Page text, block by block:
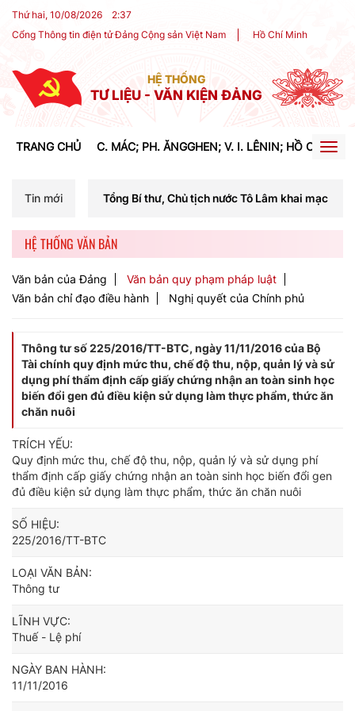
Thứ hai, 10/08/2026 2:37
Cổng Thông tin điện tử Đảng Cộng sản Việt Nam
Hồ Chí Minh
HỆ THỐNG
TƯ LIỆU - VĂN KIỆN ĐẢNG
TRANG CHỦ C. MÁC; PH. ĂNGGHEN; V. I. LÊNIN; HỒ CHÍ
Tin mới
Tổng Bí thư, Chủ tịch nước Tô Lâm khai mạc Hội nghị Trung ương
HỆ THỐNG VĂN BẢN
Văn bản của Đảng
Văn bản quy phạm pháp luật
Văn bản chỉ đạo điều hành
Nghị quyết của Chính phủ
Thông tư số 225/2016/TT-BTC, ngày 11/11/2016 của Bộ
Tài chính quy định mức thu, chế độ thu, nộp, quản lý và sử
dụng phí thẩm định cấp giấy chứng nhận an toàn sinh học
biến đổi gen đủ điều kiện sử dụng làm thực phẩm, thức ăn
chăn nuôi
TRÍCH YẾU:
Quy định mức thu, chế độ thu, nộp, quản lý và sử dụng phí
thẩm định cấp giấy chứng nhận an toàn sinh học biến đổi gen
đủ điều kiện sử dụng làm thực phẩm, thức ăn chăn nuôi
SỐ HIỆU:
225/2016/TT-BTC
LOẠI VĂN BẢN:
Thông tư
LĨNH VỰC:
Thuế - Lệ phí
NGÀY BAN HÀNH:
11/11/2016